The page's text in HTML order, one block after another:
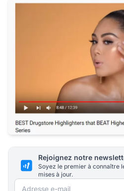
Rejoignez notre
Soyez le premier à connaître
mises à jour.
Adresse e-mail